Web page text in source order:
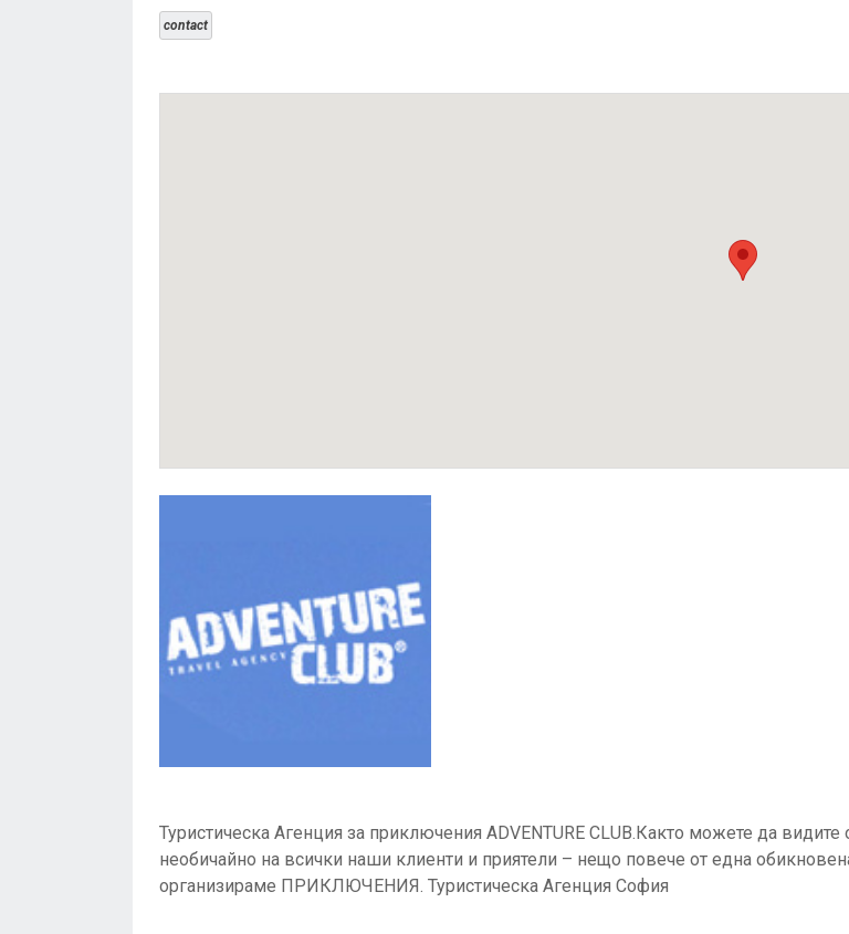
contact
Туристическа Агенция за приключения ADVENTURE CLUB.Както можете да
необичайно на всички наши клиенти и приятели – нещо повече от една
организираме ПРИКЛЮЧЕНИЯ. Туристическа Агенция София